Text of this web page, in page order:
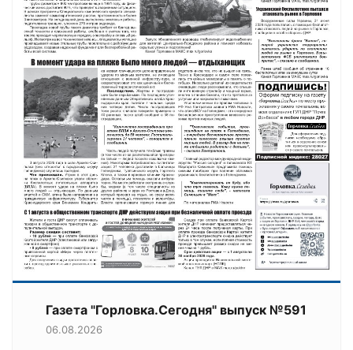
Газета "Горловка.Сегодня" выпуск №591
06.08.2026